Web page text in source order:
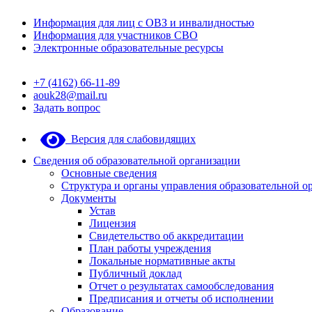
Информация для лиц с ОВЗ и инвалидностью
Информация для участников СВО
Электронные образовательные ресурсы
+7 (4162) 66-11-89
aouk28@mail.ru
Задать вопрос
Версия для слабовидящих
Сведения об образовательной организации
Основные сведения
Структура и органы управления образовательной
Документы
Устав
Лицензия
Свидетельство об аккредитации
План работы учреждения
Локальные нормативные акты
Публичный доклад
Отчет о результатах самообследования
Предписания и отчеты об исполнении